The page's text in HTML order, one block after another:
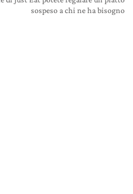
sospeso a chi ne ha bisogno